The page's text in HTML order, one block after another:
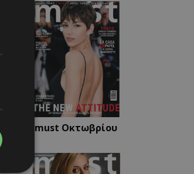
must Οκτωβρίου